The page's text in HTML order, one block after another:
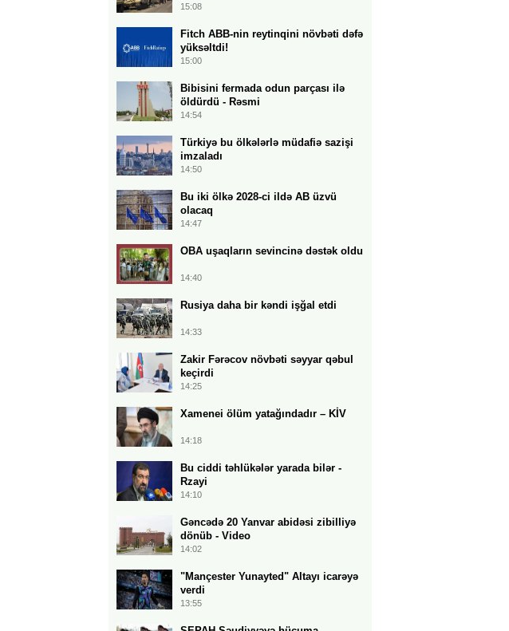
15:08
Fitch ABB-nin reytinqini növbəti dəfə
yüksəltdi!
15:00
Bibisini fermada odun parçası ilə
öldürdü - Rəsmi
14:54
Türkiyə bu ölkələrlə müdafiə sazişi
imzaladı
14:50
Bu iki ölkə 2028-ci ildə AB üzvü
olacaq
14:47
OBA uşaqların sevincinə dəstək oldu
14:40
Rusiya daha bir kəndi işğal etdi
14:33
Zakir Fərəcov növbəti səyyar qəbul
keçirdi
14:25
Xamenei ölüm yatağındadır – KİV
14:18
Bu ciddi təhlükələr yarada bilər -
Rzayi
14:10
Gəncədə 20 Yanvar abidəsi zibilliyə
dönüb - Video
14:02
"Mançester Yunayted" Altayı icarəyə
verdi
13:55